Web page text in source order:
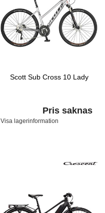
Scott Sub Cross 10 Lady
Pris saknas
Visa lagerinformation